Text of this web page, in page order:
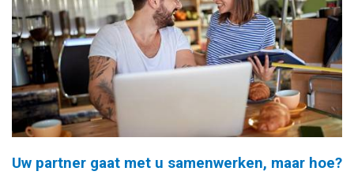
Uw partner gaat met u samenwerken, maar hoe?